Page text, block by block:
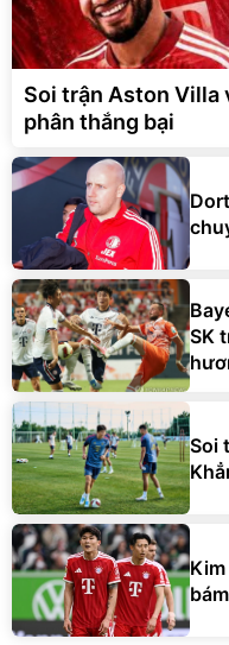
Soi trận Aston Villa
phân thắng bại
SK
Soi